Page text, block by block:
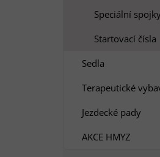
Speciální
Startovací čísla
Sedla
Terapeutické
Jezdecké pady
AKCE HMYZ